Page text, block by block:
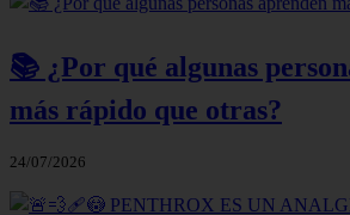
📚 ¿Por qué algunas
más rápido que otras?
24/07/2026